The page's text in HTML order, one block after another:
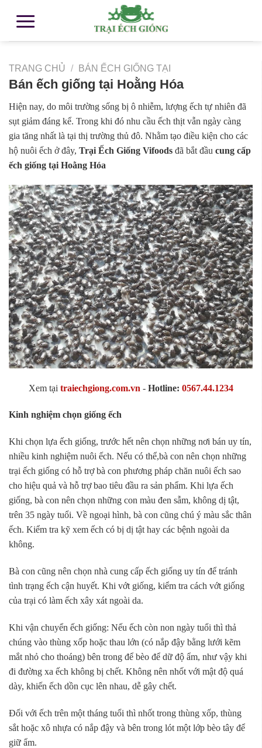
TRANG CHỦ / BÁN ẾCH GIỐNG TẠI
Bán ếch giống tại Hoằng Hóa
Hiện nay, do môi trường sống bị ô nhiễm, lượng ếch tự nhiên đã
sụt giảm đáng kể. Trong khi đó nhu cầu ếch thịt vẫn ngày càng
gia tăng nhất là tại thị trường thủ đô. Nhằm tạo điều kiện cho các
hộ nuôi ếch ở đây, Trại Ếch Giống Vifoods đã bắt đầu cung cấp
ếch giống tại Hoằng Hóa
Xem tại traiechgiong.com.vn - Hotline: 0567.44.1234
Kinh nghiệm chọn giống ếch
Khi chọn lựa ếch giống, trước hết nên chọn những nơi bán uy tín,
nhiều kinh nghiệm nuôi ếch. Nếu có thể,bà con nên chọn những
trại ếch giống có hỗ trợ bà con phương pháp chăn nuôi ếch sao
cho hiệu quả và hỗ trợ bao tiêu đầu ra sản phẩm. Khi lựa ếch
giống, bà con nên chọn những con màu đen sẫm, không dị tật,
trên 35 ngày tuổi. Về ngoại hình, bà con cũng chú ý màu sắc thân
ếch. Kiểm tra kỹ xem ếch có bị dị tật hay các bệnh ngoài da
không.
Bà con cũng nên chọn nhà cung cấp ếch giống uy tín để tránh
tình trạng ếch cận huyết. Khi vớt giống, kiểm tra cách vớt giống
của trại có làm ếch xây xát ngoài da.
Khi vận chuyển ếch giống: Nếu ếch còn non ngày tuổi thì thả
chúng vào thùng xốp hoặc thau lớn (có nắp đậy bằng lưới kẽm
mắt nhỏ cho thoáng) bên trong để bèo để dữ độ ẩm, như vậy khi
đi đường xa ếch không bị chết. Không nên nhốt với mật độ quá
dày, khiến ếch dồn cục lên nhau, dễ gây chết.
Đối với ếch trên một tháng tuổi thì nhốt trong thùng xốp, thùng
sắt hoặc xô nhựa có nắp đậy và bên trong lót một lớp bèo tây để
giữ ẩm.